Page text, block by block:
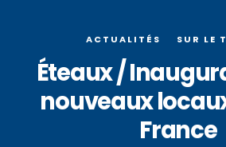
ACTUALITÉS SUR LE
Éteaux /
nouveaux
France